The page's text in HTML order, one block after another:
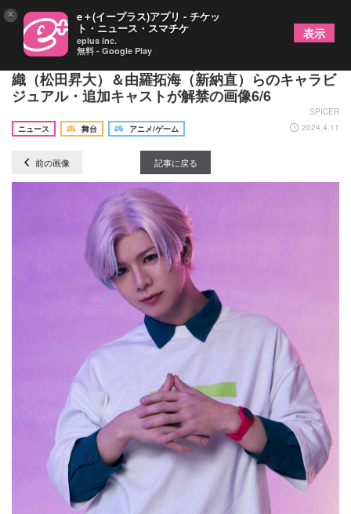
パーセプションステージ『Opus.COLORs』灰島伊
織（松田昇大）＆由羅拓海（新納直）らのキャラビ
ジュアル・追加キャストが解禁の画像6/6
SPICER
ニュース
舞台 アニメ/ゲーム 2024.4.11
前の画像 記事に戻る
× e＋(イープラス)アプリ - チケッ
ト・ニュース・スマチケ
eplus inc.
無料 - Google Play
表示